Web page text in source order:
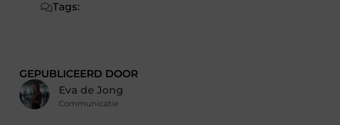
Tags:
GEPUBLICEERD DOOR
Eva de Jong
Communicatie